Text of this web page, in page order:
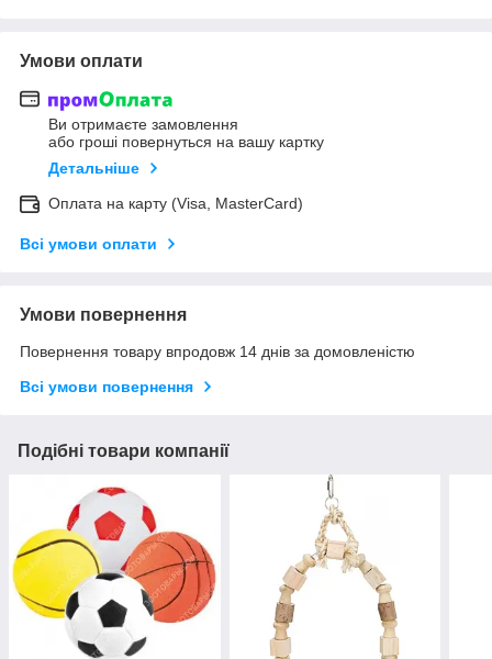
Умови оплати
Ви отримаєте замовлення
або гроші повернуться на вашу картку
Детальніше
Оплата на карту (Visa, MasterCard)
Всі умови оплати
Умови повернення
Повернення товару впродовж 14 днів за домовленістю
Всі умови повернення
Подібні товари компанії